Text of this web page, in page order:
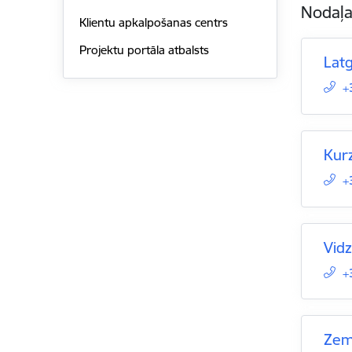
Klientu apkalpošanas centrs
Projektu portāla atbalsts